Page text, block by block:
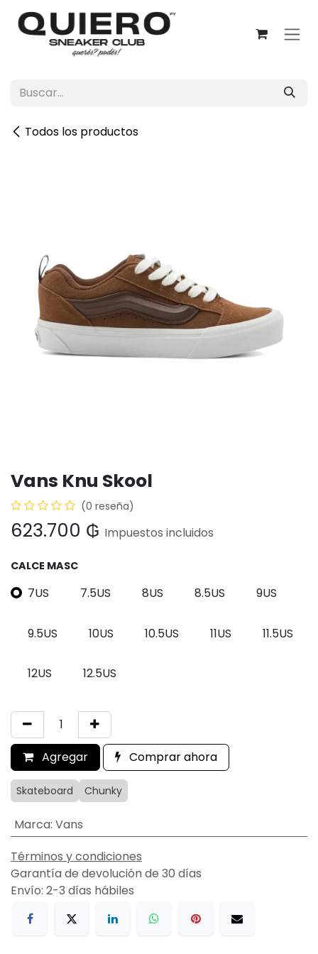
Ir al contenido
Todos los productos
Vans Knu Skool
(0 reseña)
623.700 ₲ Impuestos incluidos
CALCE MASC
7US 7.5US 8US 8.5US 9US
9.5US 10US 10.5US 11US 11.5US
12US 12.5US
Agregar Comprar ahora
Skateboard Chunky
Marca: Vans
Términos y condiciones
Garantía de devolución de 30 días
Envío: 2-3 días hábiles